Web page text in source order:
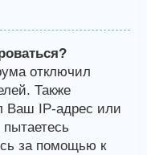
отключил
Также
Ваш IP-адрес или
за помощью к